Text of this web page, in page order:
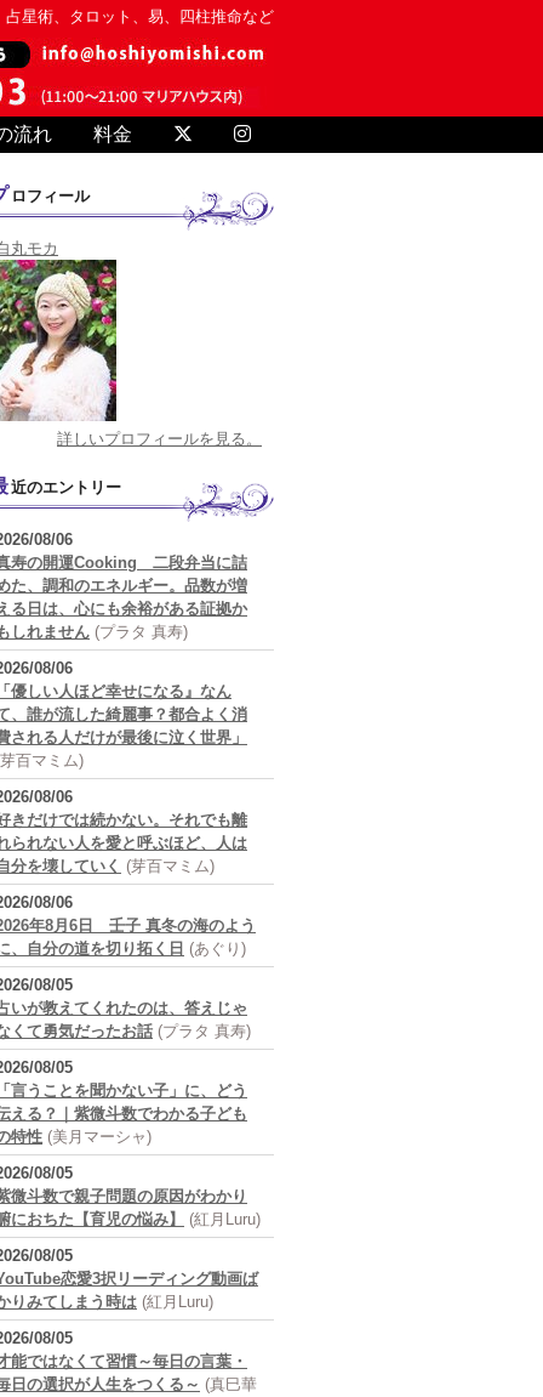
星術、タロット、易、四柱推命など
流れ 料金
プロフィール
丸モカ
詳しいプロフィールを見る。
最近のエントリー
08/06
寿の開運Cooking 二段弁当に詰
た、調和のエネルギー。品数が増
る日は、心にも余裕がある証拠か
しれません (プラタ 真寿)
08/06
優しい人ほど幸せになる』なん
、誰が流した綺麗事？都合よく消
される人だけが最後に泣く世界」
百マミム)
08/06
きだけでは続かない。それでも離
られない人を愛と呼ぶほど、人は
分を壊していく (芽百マミム)
08/06
年8月6日 壬子 真冬の海のよう
、自分の道を切り拓く日 (あぐり)
08/05
いが教えてくれたのは、答えじゃ
くて勇気だったお話 (プラタ 真寿)
08/05
言うことを聞かない子」に、どう
える？｜紫微斗数でわかる子ども
特性 (美月マーシャ)
08/05
微斗数で親子問題の原因がわかり
におちた【育児の悩み】
(紅月Luru)
08/05
恋愛3択リーディング動画ば
りみてしまう時は (紅月Luru)
08/05
能ではなくて習慣～毎日の言葉・
日の選択が人生をつくる～ (真巳華